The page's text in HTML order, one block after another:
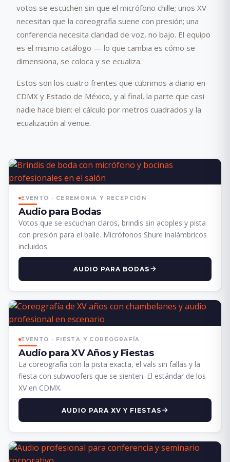
votos se escuchen sin que el micrófono chille; unos XV
necesitan que la coreografía suene con presión; una
conferencia necesita claridad de voz, no bajo. El equipo
es el mismo catálogo — lo que cambia es cómo se
dimensiona, se coloca y se ecualiza.
Estos son los cuatro frentes que cubrimos a diario en
CDMX y Estado de México, y al final, la parte que casi
nadie hace bien: el cálculo por metros cuadrados y la
ecualización al venue.
EVENTO · CEREMONIA Y RECEPCIÓN
Audio para Bodas
Votos que se escuchan claros, brindis sin acoples y pista
con presión para el baile. Micrófonos Shure inalámbricos
incluidos.
AUDIO PARA BODAS
EVENTO · FIESTA Y COREOGRAFÍA
Audio para XV Años y Fiestas
La coreografía con la pista exacta, el vals sin fallas y la
fiesta con subwoofers que se sienten. El estándar de los
XV en CDMX.
AUDIO PARA XV Y FIESTAS